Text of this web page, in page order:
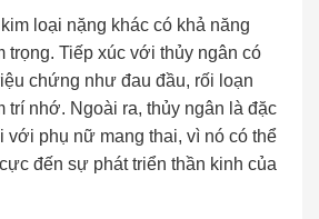
loại nặng khác có khả năng
trọng. Tiếp xúc với thủy ngân có
chứng như đau đầu, rối loạn
trí nhớ. Ngoài ra, thủy ngân là đặc
với phụ nữ mang thai, vì nó có thể
đến sự phát triển thần kinh của